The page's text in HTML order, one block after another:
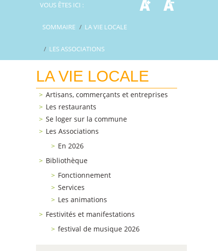
VOUS ÊTES ICI :
SOMMAIRE / LA VIE LOCALE
/ LES ASSOCIATIONS
LA VIE LOCALE
Artisans, commerçants et entreprises
Les restaurants
Se loger sur la commune
Les Associations
En 2026
Bibliothèque
Fonctionnement
Services
Les animations
Festivités et manifestations
festival de musique 2026